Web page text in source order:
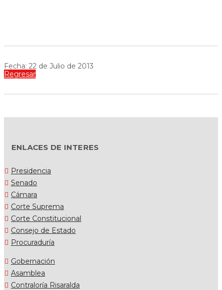
Fecha: 22 de Julio de 2013
Regresar
ENLACES DE INTERES
Presidencia
Senado
Cámara
Corte Suprema
Corte Constitucional
Consejo de Estado
Procuraduría
Gobernación
Asamblea
Contraloría Risaralda